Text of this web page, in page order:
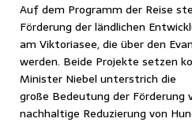
Auf dem Programm der Reise
Förderung der ländlichen
am Viktoriasee, die über den
werden. Beide Projekte setzen
Minister Niebel unterstrich die
große Bedeutung der Förderung
nachhaltige Reduzierung von